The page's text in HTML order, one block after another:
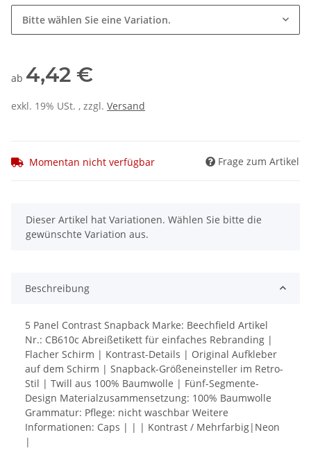
Bitte wählen Sie eine Variation.
ab 4,42 €
exkl. 19% USt. , zzgl. Versand
Momentan nicht verfügbar Frage zum Artikel
x
Dieser Artikel hat Variationen. Wählen Sie bitte die
gewünschte Variation aus.
Beschreibung
5 Panel Contrast Snapback Marke: Beechfield Artikel
Nr.: CB610c Abreißetikett für einfaches Rebranding |
Flacher Schirm | Kontrast-Details | Original Aufkleber
auf dem Schirm | Snapback-Größeneinsteller im Retro-
Stil | Twill aus 100% Baumwolle | Fünf-Segmente-
Design Materialzusammensetzung: 100% Baumwolle
Grammatur: Pflege: nicht waschbar Weitere
Informationen: Caps | | | Kontrast / Mehrfarbig|Neon
|